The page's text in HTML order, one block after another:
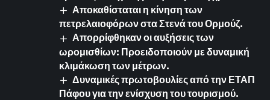
Αποκαθίσταται η κίνηση των
πετρελαιοφόρων στα Στενά του Ορμούζ.
Απορρίφθηκαν οι αυξήσεις των
ωρομισθίων: Προειδοποιούν με δυναμική
κλιμάκωση των μέτρων.
Δυναμικές πρωτοβουλίες από την ΕΤΑΠ
Πάφου για την ενίσχυση του τουρισμού.